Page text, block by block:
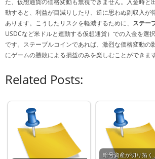
動すると、利益が目減りしたり、逆に思わぬ副収入が
あります。こうしたリスクを軽減するために、 ステー
USDCなど米ドルと連動する仮想通貨）での入金を選
です。ステーブルコインであれば、激烈な価格変動の
にゲームの勝敗による損益のみを楽しむことができます
Related Posts:
暗号資産が切り拓く